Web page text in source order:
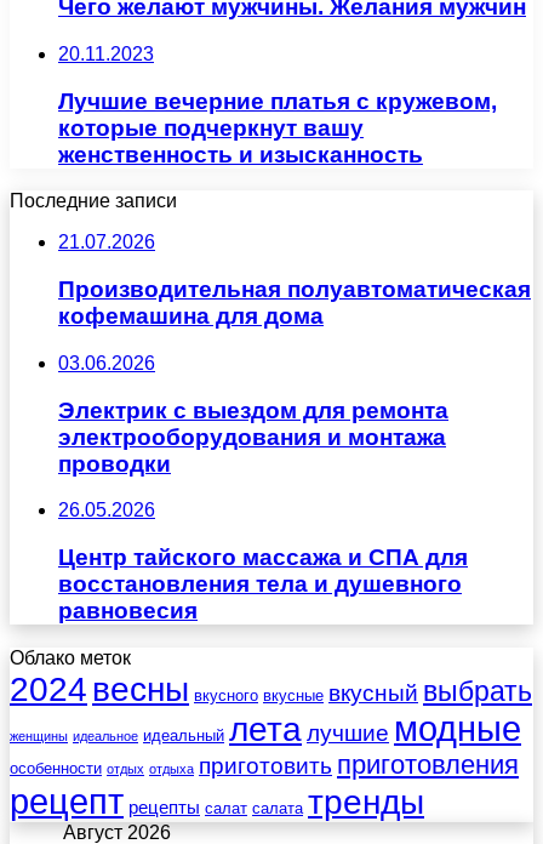
Чего желают мужчины. Желания мужчин
20.11.2023
Лучшие вечерние платья с кружевом,
которые подчеркнут вашу
женственность и изысканность
Последние записи
21.07.2026
Производительная полуавтоматическая
кофемашина для дома
03.06.2026
Электрик с выездом для ремонта
электрооборудования и монтажа
проводки
26.05.2026
Центр тайского массажа и СПА для
восстановления тела и душевного
равновесия
Облако меток
2024 весны вкусного вкусные вкусный выбрать
женщины идеальное идеальный леталучшие модные
особенности отдых отдыха приготовить приготовления
рецепт рецепты салат салата тренды
Август 2026